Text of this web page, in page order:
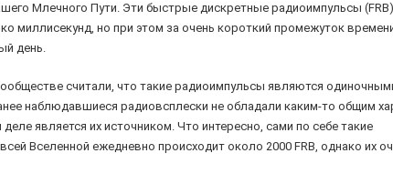
Млечного Пути. Эти быстрые дискретные радиоимпульсы
миллисекунд, но при этом за очень короткий промежуток
день.
считали, что такие радиоимпульсы являются
наблюдавшиеся радиовсплески не обладали каким-то общим
является их источником. Что интересно, сами по себе такие
Вселенной ежедневно происходит около 2000 FRB, однако их